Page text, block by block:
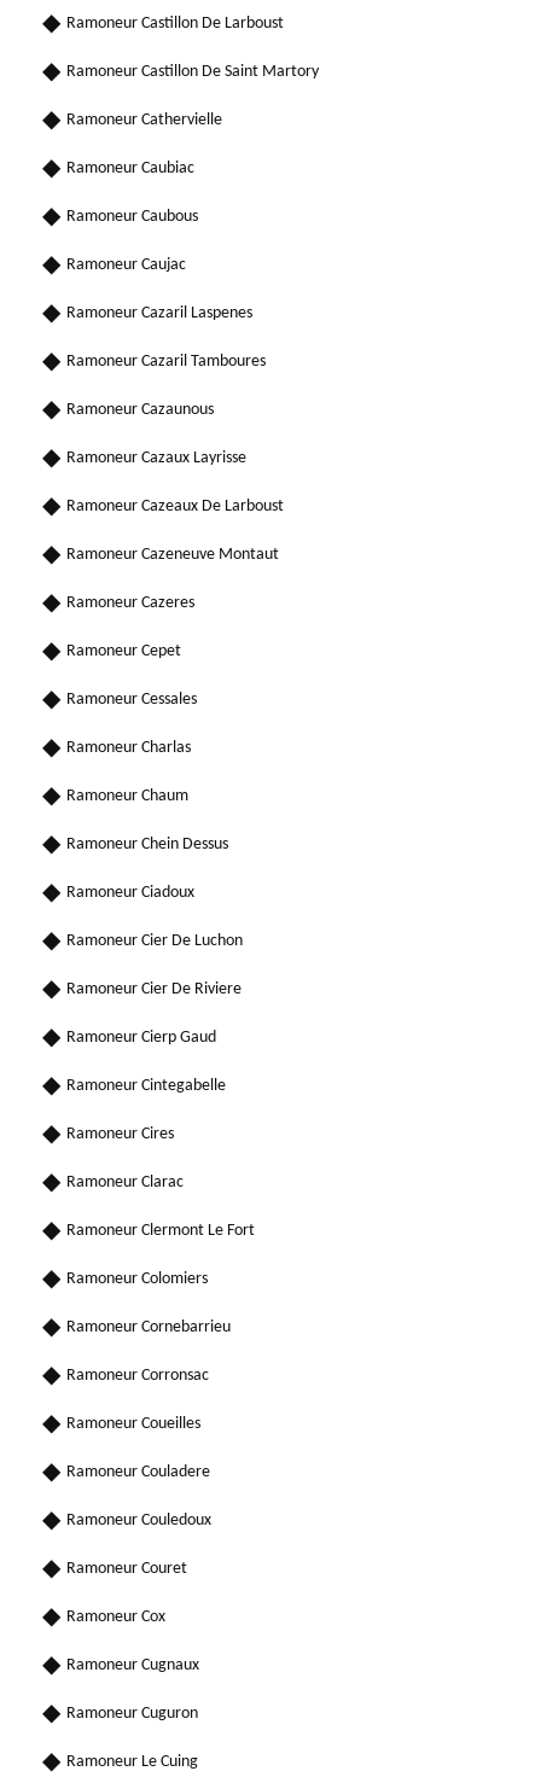
Ramoneur Castillon De Larboust
Ramoneur Castillon De Saint Martory
Ramoneur Cathervielle
Ramoneur Caubiac
Ramoneur Caubous
Ramoneur Caujac
Ramoneur Cazaril Laspenes
Ramoneur Cazaril Tamboures
Ramoneur Cazaunous
Ramoneur Cazaux Layrisse
Ramoneur Cazeaux De Larboust
Ramoneur Cazeneuve Montaut
Ramoneur Cazeres
Ramoneur Cepet
Ramoneur Cessales
Ramoneur Charlas
Ramoneur Chaum
Ramoneur Chein Dessus
Ramoneur Ciadoux
Ramoneur Cier De Luchon
Ramoneur Cier De Riviere
Ramoneur Cierp Gaud
Ramoneur Cintegabelle
Ramoneur Cires
Ramoneur Clarac
Ramoneur Clermont Le Fort
Ramoneur Colomiers
Ramoneur Cornebarrieu
Ramoneur Corronsac
Ramoneur Coueilles
Ramoneur Couladere
Ramoneur Couledoux
Ramoneur Couret
Ramoneur Cox
Ramoneur Cugnaux
Ramoneur Cuguron
Ramoneur Le Cuing